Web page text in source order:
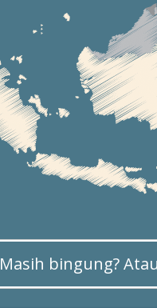
Masih bingung?